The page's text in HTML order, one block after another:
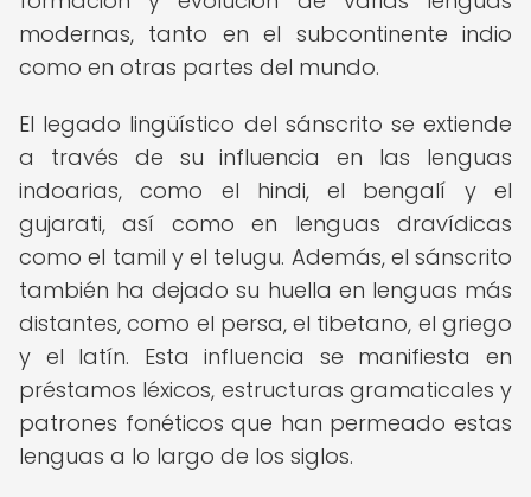
modernas, tanto en el subcontinente indio
como en otras partes del mundo.
El legado lingüístico del sánscrito se extiende
a través de su influencia en las lenguas
indoarias, como el hindi, el bengalí y el
gujarati, así como en lenguas dravídicas
como el tamil y el telugu. Además, el sánscrito
también ha dejado su huella en lenguas más
distantes, como el persa, el tibetano, el griego
y el latín. Esta influencia se manifiesta en
préstamos léxicos, estructuras gramaticales y
patrones fonéticos que han permeado estas
lenguas a lo largo de los siglos.